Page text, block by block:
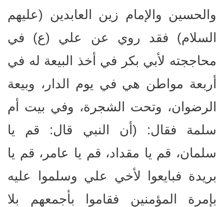
والحسين والإمام زين العابدين (عليهم
السلام) فقد روي عن علي (ع) في
محاججته لأبي بكر في أخذ البيعة له في
أربعة مواطن هي في يوم الدار، وبيعة
الرضوان، وتحت الشجرة، وفي بيت أم
سلمة فقال: (أن النبي قال: قم يا
سلمان، قم يا مقداد، قم يا عامر، قم يا
بريدة فبايعوا لأخي علي وسلموا عليه
بإمرة المؤمنين فقاموا بأجمعهم بلا